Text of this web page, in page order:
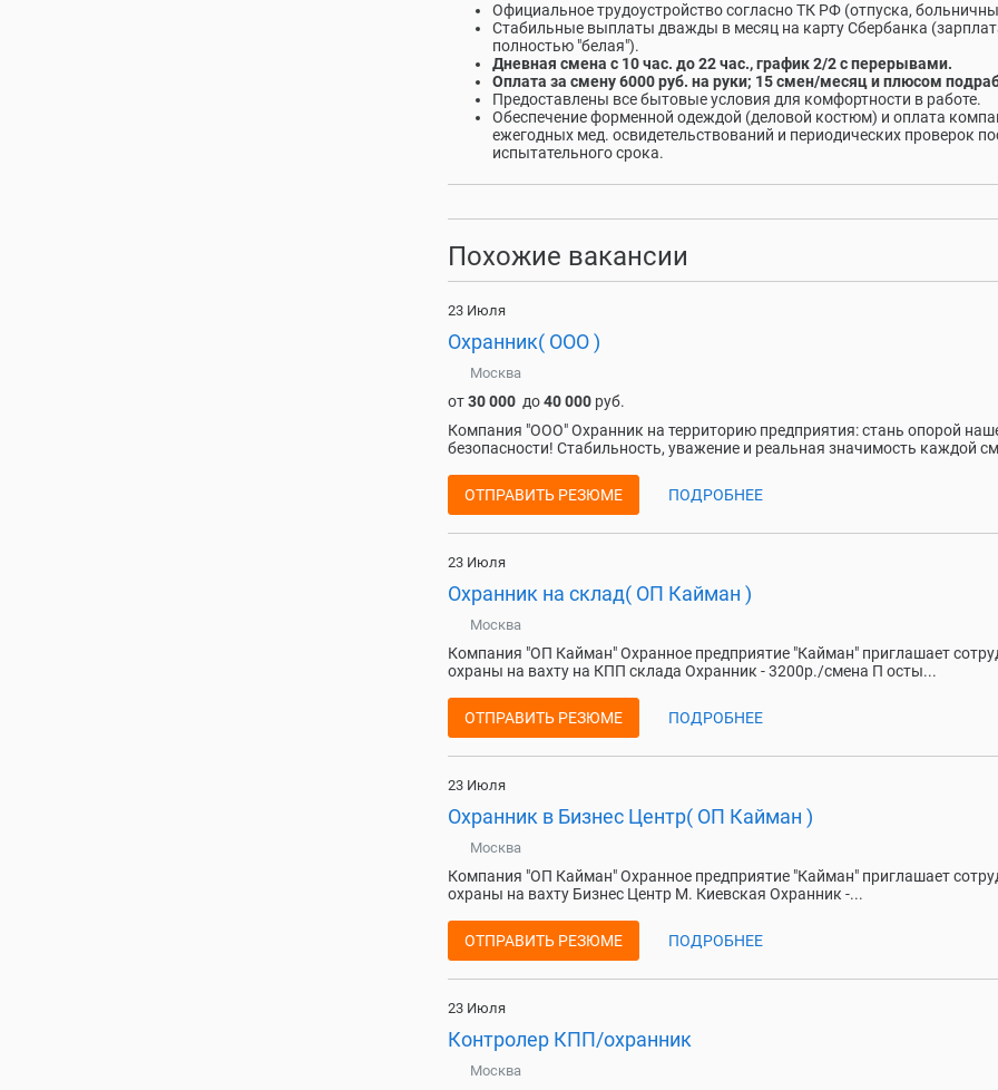
Официальное трудоустройство согласно ТК РФ (отпуска,
Стабильные выплаты дважды в месяц на карту Сбербанка
полностью "белая").
Дневная смена с 10 час. до 22 час., график 2/2 с перерывами.
Оплата за смену 6000 руб. на руки; 15 смен/месяц и плюсом
Предоставлены все бытовые условия для комфортности в работе.
Обеспечение форменной одеждой (деловой костюм) и оплата
ежегодных мед. освидетельствований и периодических проверок
испытательного срока.
Похожие вакансии
23 Июля
Охранник( ООО )
Москва
от30 000 до40 000 руб.
Компания "ООО" Охранник на территорию предприятия: стань опорой
безопасности! Стабильность, уважение и реальная значимость каждой
ОТПРАВИТЬ РЕЗЮМЕ ПОДРОБНЕЕ
23 Июля
Охранник на склад( ОП Кайман )
Москва
Компания "ОП Кайман" Охранное предприятие "Кайман" приглашает
охраны на вахту на КПП склада Охранник - 3200р./смена П осты...
ОТПРАВИТЬ РЕЗЮМЕ ПОДРОБНЕЕ
23 Июля
Охранник в Бизнес Центр( ОП Кайман )
Москва
Компания "ОП Кайман" Охранное предприятие "Кайман" приглашает
охраны на вахту Бизнес Центр М. Киевская Охранник -...
ОТПРАВИТЬ РЕЗЮМЕ ПОДРОБНЕЕ
23 Июля
Контролер КПП/охранник
Москва